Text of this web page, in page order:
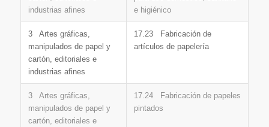
industrias afines
e higiénico
3 Artes gráficas,
manipulados de papel y
cartón, editoriales e
industrias afines
17.23 Fabricación de
artículos de papelería
3 Artes gráficas,
manipulados de papel y
cartón, editoriales e
17.24 Fabricación de papeles
pintados